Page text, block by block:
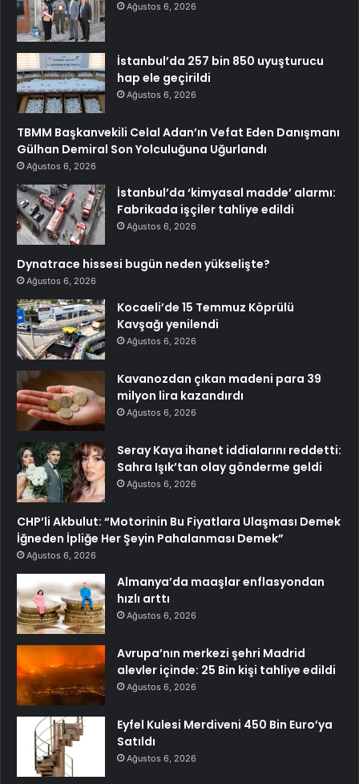
Ağustos 6, 2026
İstanbul’da 257 bin 850 uyuşturucu
hap ele geçirildi
Ağustos 6, 2026
TBMM Başkanvekili Celal Adan’ın Vefat Eden Danışmanı
Gülhan Demiral Son Yolculuğuna Uğurlandı
Ağustos 6, 2026
İstanbul’da ‘kimyasal madde’ alarmı:
Fabrikada işçiler tahliye edildi
Ağustos 6, 2026
Dynatrace hissesi bugün neden yükselişte?
Ağustos 6, 2026
Kocaeli’de 15 Temmuz Köprülü
Kavşağı yenilendi
Ağustos 6, 2026
Kavanozdan çıkan madeni para 39
milyon lira kazandırdı
Ağustos 6, 2026
Seray Kaya ihanet iddialarını reddetti:
Sahra Işık’tan olay gönderme geldi
Ağustos 6, 2026
CHP’li Akbulut: “Motorinin Bu Fiyatlara Ulaşması Demek
İğneden İpliğe Her Şeyin Pahalanması Demek”
Ağustos 6, 2026
Almanya’da maaşlar enflasyondan
hızlı arttı
Ağustos 6, 2026
Avrupa’nın merkezi şehri Madrid
alevler içinde: 25 Bin kişi tahliye edildi
Ağustos 6, 2026
Eyfel Kulesi Merdiveni 450 Bin Euro’ya
Satıldı
Ağustos 6, 2026